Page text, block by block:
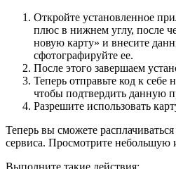
Откройте установленное
плюс в нижнем углу, после
новую карту» и внесите
сфотографируйте ее.
После этого завершаем
Теперь отправьте код к
чтобы подтвердить данную
Разрешите использовать
Теперь вы сможете
сервиса. Просмотрите небольшую
Выполните такие действия: